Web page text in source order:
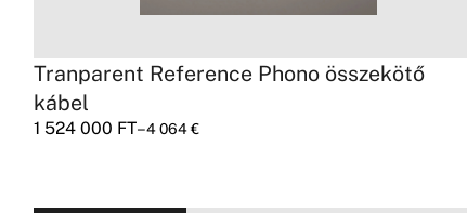
Tranparent Reference Phono összekötő
kábel
1 524 000 FT–4 064€